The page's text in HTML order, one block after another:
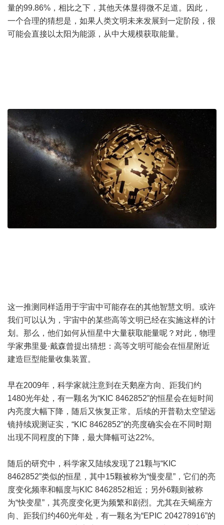
量的99.86%，相比之下，其他天体显得微不足道。因此，
一个合理的猜想是，如果人类文明未来发展到一定阶段，很
可能会直接以太阳为能源，从中大规模获取能量。
这一推测同样适用于宇宙中可能存在的其他智慧文明。或许
我们可以认为，宇宙中的某些高等文明已经在实施这样的计
划。那么，他们如何从恒星中大量获取能量呢？对此，物理
学家弗里曼·戴森曾提出猜想：高等文明可能会在恒星附近
建造巨型能量收集装置。
早在2009年，科学家就注意到在天鹅座方向、距我们约
1480光年处，有一颗名为“KIC 8462852”的恒星会在短时间
内亮度大幅下降，随后又恢复正常。后续的开普勒太空望远
镜持续观测证实，“KIC 8462852”的亮度确实会在不同时期
出现不同程度的下降，最大降幅可达22%。
随后的研究中，科学家又陆续发现了21颗与“KIC
8462852”类似的恒星，其中15颗被称为“慢变星”，它们的亮
度变化频率和幅度与KIC 8462852相近；另外6颗则被称
为“快变星”，其亮度变化更为频繁和剧烈。尤其在天蝎座方
向、距我们约460光年处，有一颗名为“EPIC 204278916”的